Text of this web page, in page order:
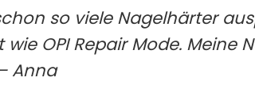
so viele Nagelhärter
OPI Repair Mode.
Anna